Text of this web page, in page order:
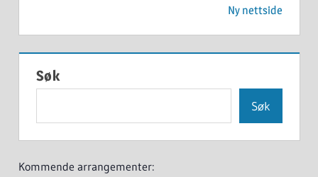
Ny nettside
Søk
Søk
Kommende arrangementer: